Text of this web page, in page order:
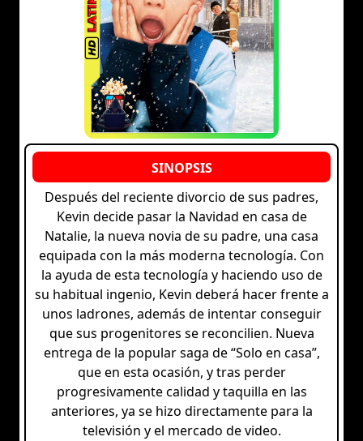
Después del reciente divorcio de sus padres,
Kevin decide pasar la Navidad en casa de
Natalie, la nueva novia de su padre, una casa
equipada con la más moderna tecnología. Con
la ayuda de esta tecnología y haciendo uso de
su habitual ingenio, Kevin deberá hacer frente a
unos ladrones, además de intentar conseguir
que sus progenitores se reconcilien. Nueva
entrega de la popular saga de “Solo en casa”,
que en esta ocasión, y tras perder
progresivamente calidad y taquilla en las
anteriores, ya se hizo directamente para la
televisión y el mercado de video.